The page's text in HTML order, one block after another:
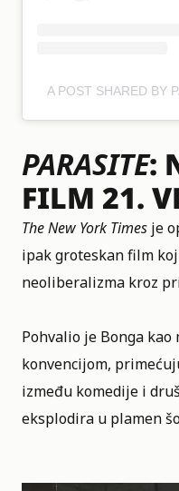
A POST SHARED BY
PARASITE:
FILM 21.
The New York Times je
ipak groteskan film
neoliberalizma kroz
Pohvalio je Bonga
konvencijom,
između komedije i
eksplodira u plamen